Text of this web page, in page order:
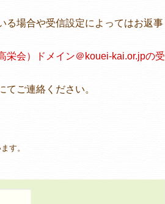
る場合や受信設定によってはお返事
栄会）ドメイン＠kouei-kai.or.jpの受
ご連絡ください。
す。